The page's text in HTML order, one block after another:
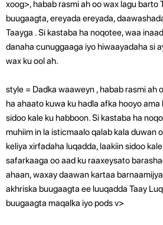
xoog>, habab rasmi ah oo wax lagu barto
buugaagta, ereyada ereyada,
Taayga . Si kastaba ha noqotee, waa
danaha cunuggaaga iyo hiwaayadaha si
wax ku ool ah.
style = Dadka waaweyn , habab rasmi ah
ha ahaato kuwa ku hadla afka hooyo ama
sidoo kale ku habboon. Si kastaba ha
muhiim in la isticmaalo qalab kala duwan
keliya xirfadaha luqadda, laakiin sidoo
safarkaaga oo aad ku raaxeysato
ahaan, waxay daawan kartaa
akhriska buugaagta ee luuqadda Taay
buugaagta maqalka iyo pods v>